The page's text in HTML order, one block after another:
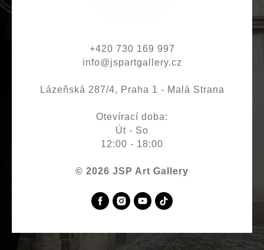
+420 730 169 997
info@jspartgallery.cz
Lázeňská 287/4, Praha 1 - Malá Strana
Otevírací doba:
Út - So
12:00 - 18:00
© 2026 JSP Art Gallery